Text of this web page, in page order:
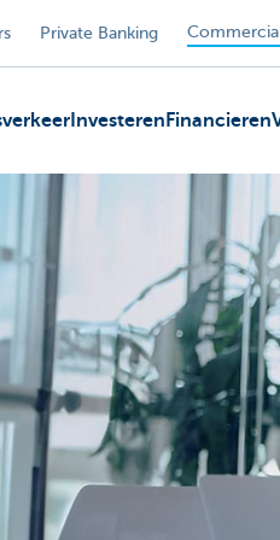
Private Banking
Investeren Financieren